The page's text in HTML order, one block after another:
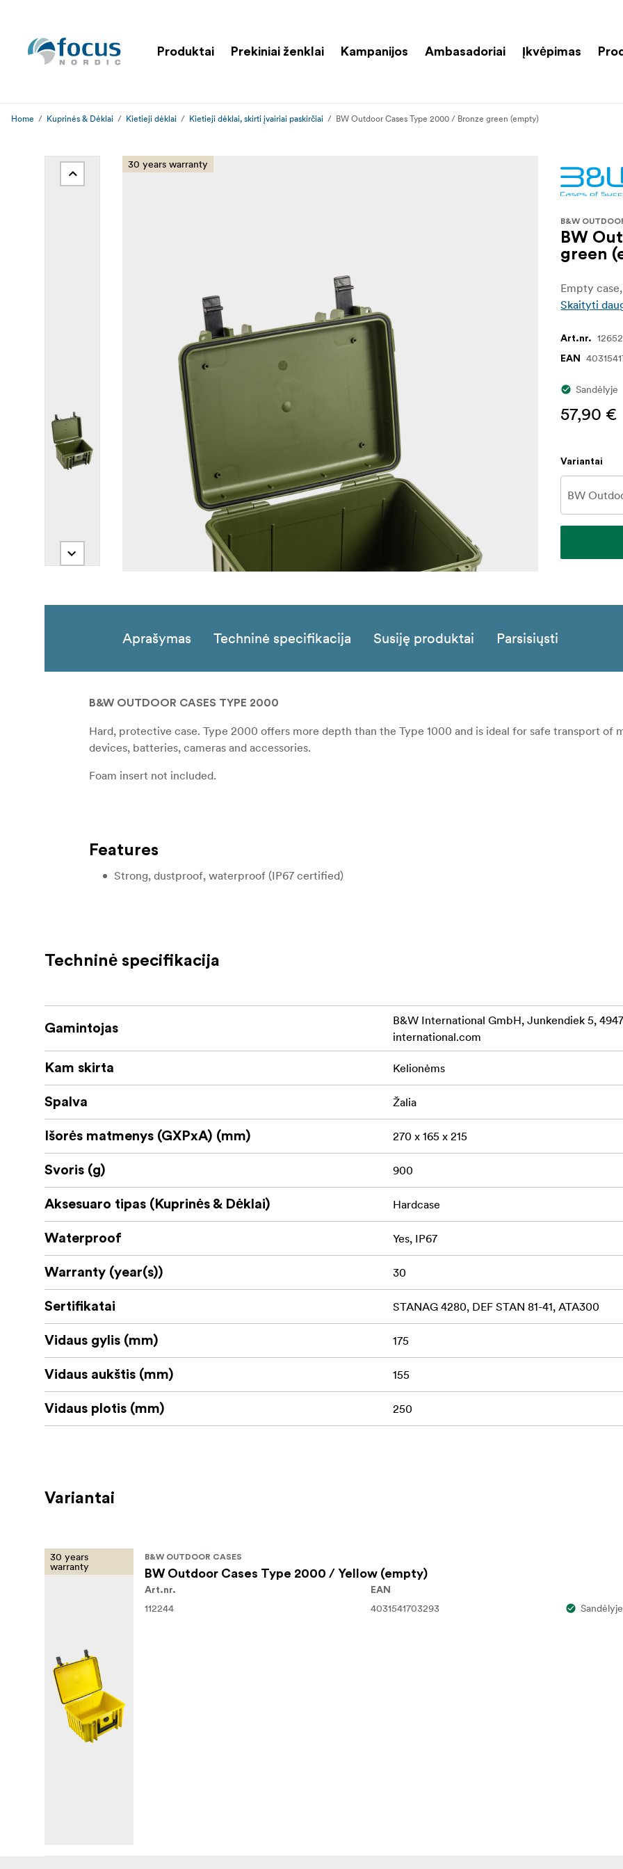
Produktai Prekiniai ženklai Kampanijos Ambasadoriai Įkvėpimas
Home Kuprinės & Dėklai Kietieji dėklai Kietieji dėklai, skirti įvairiai paskirčiai BW Outdoor Cases Type 2000 / Bronze green (empty)
30 years warranty
B&W
BW
green
Empty
Skaityti
Art.nr.
EAN
Sandėlyje
57,90 €
Variantai
Aprašymas Techninė specifikacija Susiję produktai Parsisiųsti
B&W OUTDOOR CASES TYPE 2000
Hard, protective case. Type 2000 offers more depth than the Type 1000 and is ideal for safe transport of
devices, batteries, cameras and accessories.
Foam insert not included.
Features
Strong, dustproof, waterproof (IP67 certified)
Temperature resistant from -30° up to +80° C
Optional accessories: carry strap, lid pocket, mesh bag and panel frame
Techninė specifikacija
Gamintojas
B&W International GmbH, Junkendiek 5,
international.com
Kam skirta Kelionėms
Spalva Žalia
Išorės matmenys (GXPxA) (mm) 270 x 165 x 215
Svoris (g) 900
Aksesuaro tipas (Kuprinės & Dėklai) Hardcase
Waterproof Yes, IP67
Warranty (year(s)) 30
Sertifikatai STANAG 4280, DEF STAN 81-41, ATA300
Vidaus gylis (mm) 175
Vidaus aukštis (mm) 155
Vidaus plotis (mm) 250
Variantai
30 years
warranty
B&W OUTDOOR CASES
BW Outdoor Cases Type 2000 / Yellow (empty)
Art.nr.
112244
EAN
4031541703293 Sandėlyje